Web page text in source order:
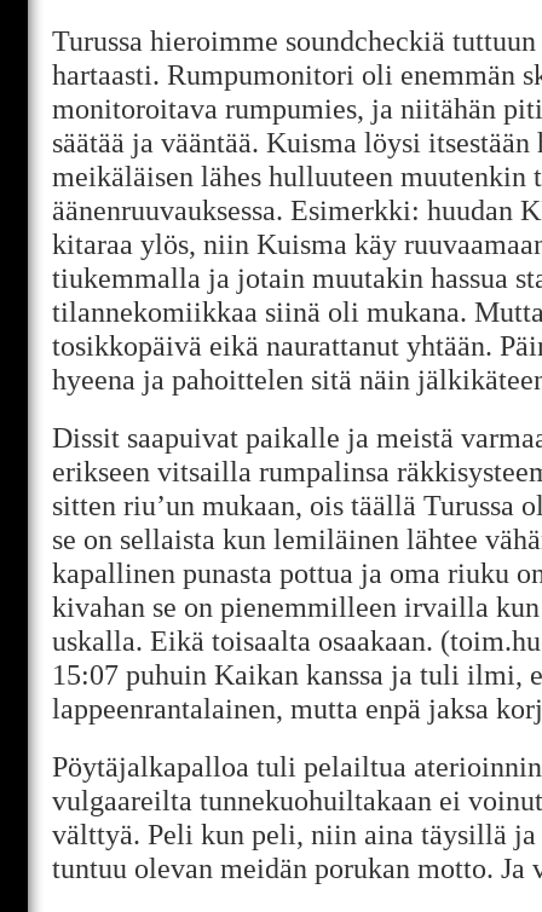
Turussa hieroimme soundcheckiä
hartaasti. Rumpumonitori oli enemmän
monitoroitava rumpumies, ja niitähän
säätää ja vääntää. Kuisma löysi
meikäläisen lähes hulluuteen muutenkin
äänenruuvauksessa. Esimerkki: huudan
kitaraa ylös, niin Kuisma käy
tiukemmalla ja jotain muutakin hassua
tilannekomiikkaa siinä oli mukana.
tosikkopäivä eikä naurattanut yhtään.
hyeena ja pahoittelen sitä näin
Dissit saapuivat paikalle ja meistä
erikseen vitsailla rumpalinsa
sitten riu’un mukaan, ois täällä Turussa
se on sellaista kun lemiläinen lähtee
kapallinen punasta pottua ja oma riuku
kivahan se on pienemmilleen irvailla
uskalla. Eikä toisaalta osaakaan.
15:07 puhuin Kaikan kanssa ja tuli ilmi,
lappeenrantalainen, mutta enpä jaksa
Pöytäjalkapalloa tuli pelailtua
vulgaareilta tunnekuohuiltakaan ei
välttyä. Peli kun peli, niin aina täysillä
tuntuu olevan meidän porukan motto. Ja